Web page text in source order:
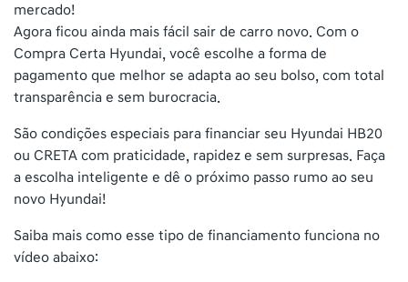
mercado!
Agora ficou ainda mais fácil sair de carro novo. Com o
Compra Certa Hyundai, você escolhe a forma de
pagamento que melhor se adapta ao seu bolso, com total
transparência e sem burocracia.
São condições especiais para financiar seu Hyundai HB20
ou CRETA com praticidade, rapidez e sem surpresas. Faça
a escolha inteligente e dê o próximo passo rumo ao seu
novo Hyundai!
Saiba mais como esse tipo de financiamento funciona no
vídeo abaixo: